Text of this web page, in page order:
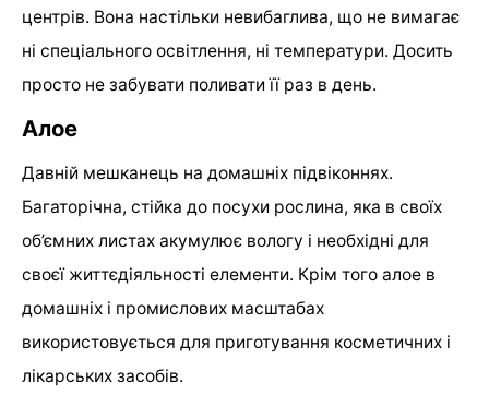
центрів. Вона настільки невибаглива, що не вимагає
ні спеціального освітлення, ні температури. Досить
просто не забувати поливати її раз в день.
Алое
Давній мешканець на домашніх підвіконнях.
Багаторічна, стійка до посухи рослина, яка в своїх
об’ємних листах акумулює вологу і необхідні для
своєї життєдіяльності елементи. Крім того алое в
домашніх і промислових масштабах
використовується для приготування косметичних і
лікарських засобів.